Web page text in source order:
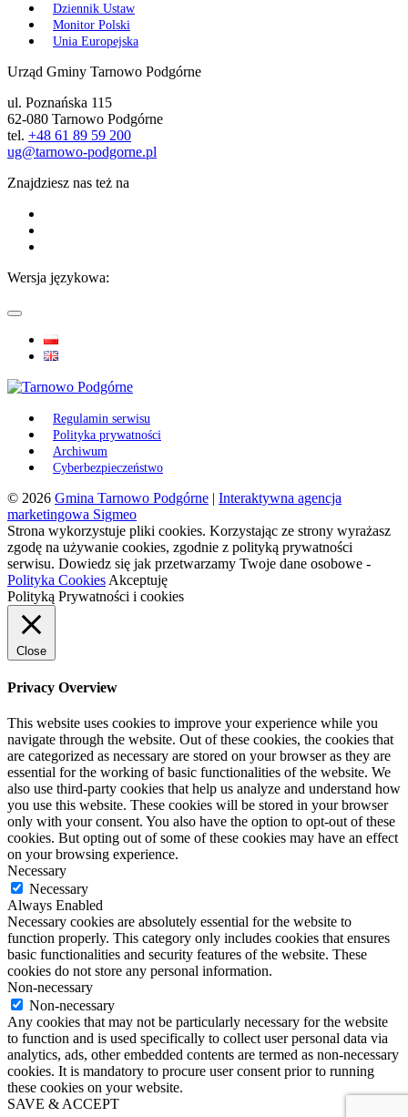
Dziennik Ustaw
Monitor Polski
Unia Europejska
Urząd Gminy Tarnowo Podgórne
ul. Poznańska 115
62-080 Tarnowo Podgórne
tel. +48 61 89 59 200
ug@tarnowo-podgorne.pl
Znajdziesz nas też na
Wersja językowa:
Regulamin serwisu
Polityka prywatności
Archiwum
Cyberbezpieczeństwo
© 2026 Gmina Tarnowo Podgórne | Interaktywna agencja
marketingowa Sigmeo
Strona wykorzystuje pliki cookies. Korzystając ze strony wyrażasz
zgodę na używanie cookies, zgodnie z polityką prywatności
serwisu. Dowiedz się jak przetwarzamy Twoje dane osobowe -
Polityka Cookies Akceptuję
Polityką Prywatności i cookies
Close
Privacy Overview
This website uses cookies to improve your experience while you
navigate through the website. Out of these cookies, the cookies that
are categorized as necessary are stored on your browser as they are
essential for the working of basic functionalities of the website. We
also use third-party cookies that help us analyze and understand how
you use this website. These cookies will be stored in your browser
only with your consent. You also have the option to opt-out of these
cookies. But opting out of some of these cookies may have an effect
on your browsing experience.
Necessary
Necessary
Always Enabled
Necessary cookies are absolutely essential for the website to
function properly. This category only includes cookies that ensures
basic functionalities and security features of the website. These
cookies do not store any personal information.
Non-necessary
Non-necessary
Any cookies that may not be particularly necessary for the website
to function and is used specifically to collect user personal data via
analytics, ads, other embedded contents are termed as non-necessary
cookies. It is mandatory to procure user consent prior to running
these cookies on your website.
SAVE & ACCEPT